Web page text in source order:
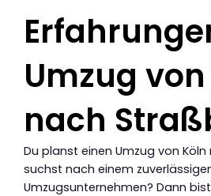
Umzug
nach
Du planst einen Umzug von
suchst nach einem
Umzugsunternehmen? Dann